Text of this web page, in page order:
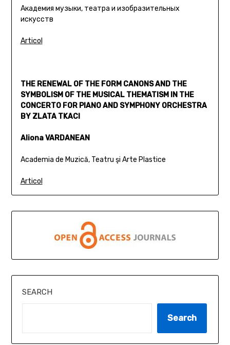
Академия музыки, театра и изобразительных
искусств
Articol
THE RENEWAL OF THE FORM CANONS AND THE
SYMBOLISM OF THE MUSICAL THEMATISM IN THE
CONCERTO FOR PIANO AND SYMPHONY ORCHESTRA
BY ZLATA TKACI
Aliona VARDANEAN
Academia de Muzică, Teatru şi Arte Plastice
Articol
SEARCH
Search